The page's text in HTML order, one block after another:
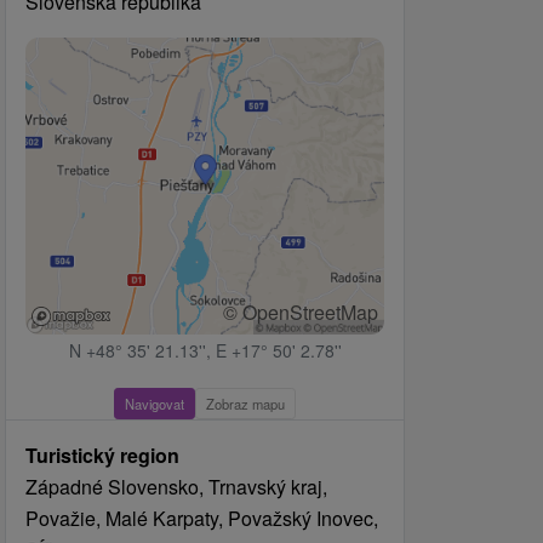
© OpenStreetMap
N +48° 35' 21.13'', E +17° 50' 2.78''
Navigovat Zobraz mapu
Turistický region
Západné Slovensko, Trnavský kraj,
Považie, Malé Karpaty, Považský Inovec,